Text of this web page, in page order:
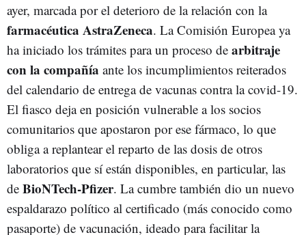
ayer, marcada por el deterioro de la relación con la
farmacéutica AstraZeneca. La Comisión Europea ya
ha iniciado los trámites para un proceso de arbitraje
con la compañía ante los incumplimientos reiterados
del calendario de entrega de vacunas contra la covid-19.
El fiasco deja en posición vulnerable a los socios
comunitarios que apostaron por ese fármaco, lo que
obliga a replantear el reparto de las dosis de otros
laboratorios que sí están disponibles, en particular, las
de BioNTech-Pfizer. La cumbre también dio un nuevo
espaldarazo político al certificado (más conocido como
pasaporte) de vacunación, ideado para facilitar la